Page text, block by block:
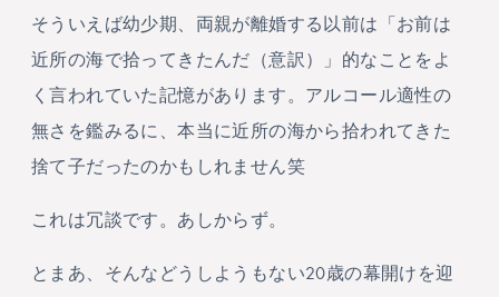
そういえば幼少期、両親が離婚する以前は「お前は
近所の海で拾ってきたんだ（意訳）」的なことをよ
く言われていた記憶があります。アルコール適性の
無さを鑑みるに、本当に近所の海から拾われてきた
捨て子だったのかもしれません笑
これは冗談です。あしからず。
とまあ、そんなどうしようもない20歳の幕開けを迎